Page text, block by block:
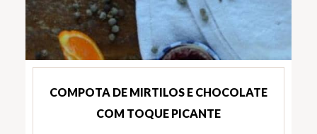
COMPOTA DE MIRTILOS E CHOCOLATE
COM TOQUE PICANTE